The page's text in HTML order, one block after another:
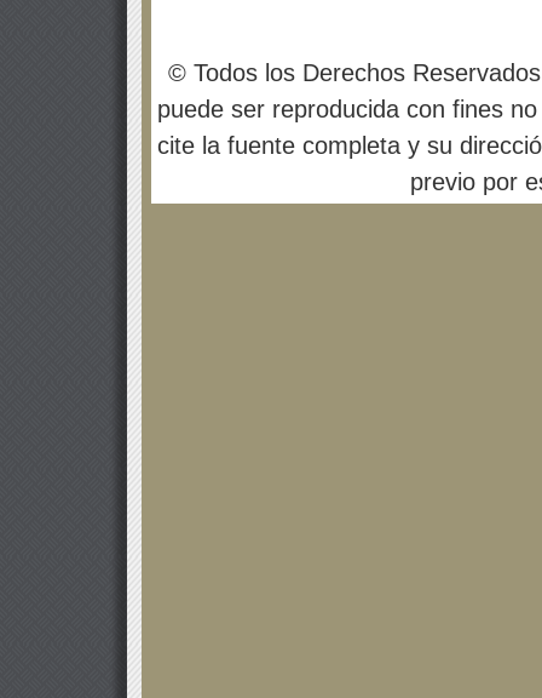
© Todos los Derechos
puede ser reproducida con fines
cite la fuente completa y su
previo por